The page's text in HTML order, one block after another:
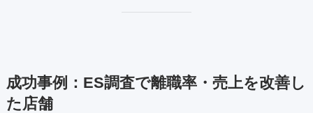
成功事例：ES調査で離職率・売上を改善し
た店舗